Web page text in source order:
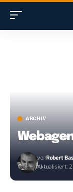
ARCHIV
vonRobert
Aktualisiert: